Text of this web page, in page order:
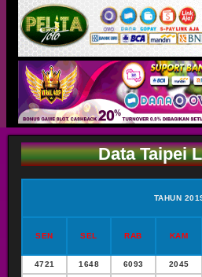
Data Taipei
TAHUN
SEN SEL RAB KAM
4721 1648 6093 2045